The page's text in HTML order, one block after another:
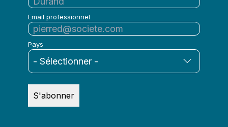
Email professionnel
Pays
S'abonner